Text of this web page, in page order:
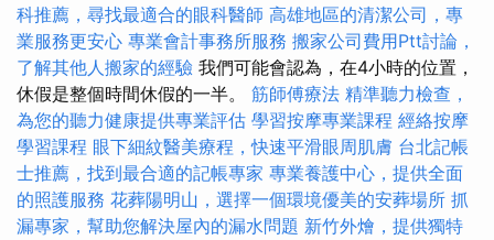
科推薦，尋找最適合的眼科醫師 高雄地區的清潔公司，專
業服務更安心 專業會計事務所服務 搬家公司費用Ptt討論，
了解其他人搬家的經驗 我們可能會認為，在4小時的位置，
休假是整個時間休假的一半。 筋師傅療法 精準聽力檢查，
為您的聽力健康提供專業評估 學習按摩專業課程 經絡按摩
學習課程 眼下細紋醫美療程，快速平滑眼周肌膚 台北記帳
士推薦，找到最合適的記帳專家 專業養護中心，提供全面
的照護服務 花葬陽明山，選擇一個環境優美的安葬場所 抓
漏專家，幫助您解決屋內的漏水問題 新竹外燴，提供獨特